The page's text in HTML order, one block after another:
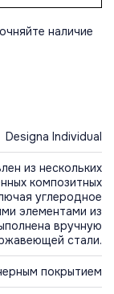
наличие
Designa Individual
из нескольких
композитных
углеродное
элементами из
вручную
стали.
покрытием